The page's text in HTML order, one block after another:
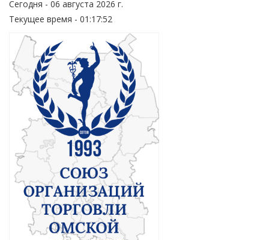
Сегодня - 06 августа 2026 г.
Текущее время - 01:17:52